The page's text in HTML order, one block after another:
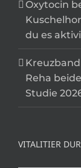
Oxytocin
du es
Reha
Studie
VITALITIER